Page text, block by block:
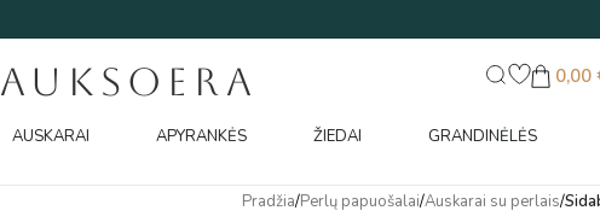
AUKSOERA 0,00
AUSKARAI APYRANKĖS ŽIEDAI GRANDINĖLĖS
Pradžia/Perlų papuošalai/Auskarai su perlais/